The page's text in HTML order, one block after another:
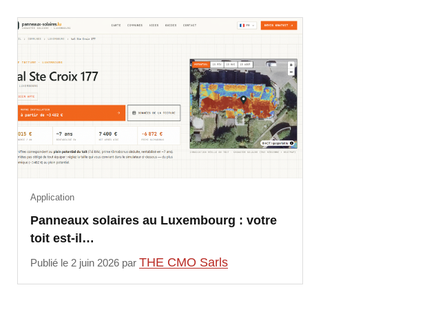
Panneaux solaires au Luxembourg : votre
toit est-il…
Application
Publié le 2 juin 2026 par THE CMO Sarls